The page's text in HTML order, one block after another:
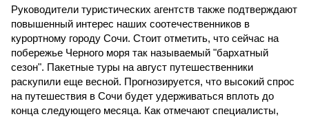
Руководители туристических агентств также подтверждают
повышенный интерес наших соотечественников в
курортному городу Сочи. Стоит отметить, что сейчас на
побережье Черного моря так называемый "бархатный
сезон". Пакетные туры на август путешественники
раскупили еще весной. Прогнозируется, что высокий спрос
на путешествия в Сочи будет удерживаться вплоть до
конца следующего месяца. Как отмечают специалисты,